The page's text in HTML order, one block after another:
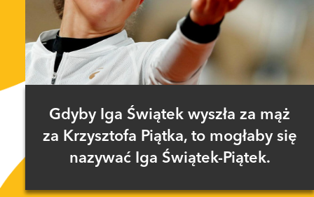
Gdyby Iga Świątek wyszła za mąż
za Krzysztofa Piątka, to mogłaby się
nazywać Iga Świątek-Piątek.